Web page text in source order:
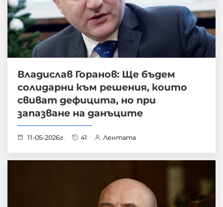
Владислав Горанов: Ще бъдем
солидарни към решения, които
свиват дефицита, но при
запазване на данъците
11-05-2026г. 41 Лентата